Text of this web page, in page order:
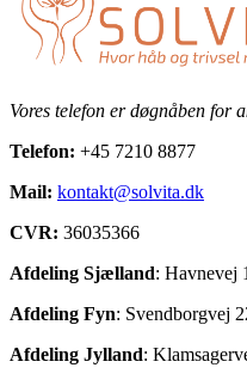
Vores telefon er døgnåben for
Telefon: +45 7210 8877
Mail: kontakt@solvita.dk
CVR: 36035366
Afdeling Sjælland: Havnevej
Afdeling Fyn: Svendborgvej
Afdeling Jylland: